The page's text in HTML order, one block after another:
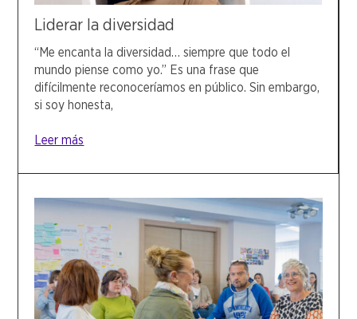
Liderar la diversidad
“Me encanta la diversidad… siempre que todo el
mundo piense como yo.” Es una frase que
difícilmente reconoceríamos en público. Sin embargo,
si soy honesta,
Leer más